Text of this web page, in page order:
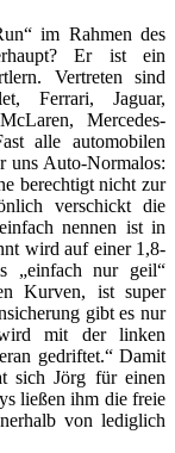
im Rahmen des
Er ist ein
Vertreten sind
Ferrari, Jaguar,
Mercedes-
alle automobilen
uns Auto-Normalos:
berechtigt nicht zur
verschickt die
nennen ist in
wird auf einer 1,8-
„einfach nur geil“
Kurven, ist super
gibt es nur
mit der linken
gedriftet.“ Damit
sich Jörg für einen
ließen ihm die freie
von lediglich